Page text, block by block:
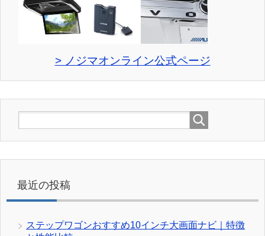
> ノジマオンライン公式ページ
最近の投稿
ステップワゴンおすすめ10インチ大画面ナビ｜特徴